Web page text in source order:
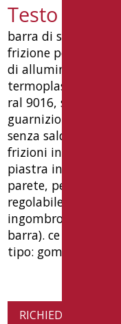
Testo
barra di sicurezza
frizione per
di alluminio 2 mm.,
termoplastico
ral 9016, spessore
guarnizione in
senza saldature
frizioni in
piastra in acciaio
parete, perno di
regolabile in
ingombro: mm
barra). ce
tipo: goman
RICHIEDI